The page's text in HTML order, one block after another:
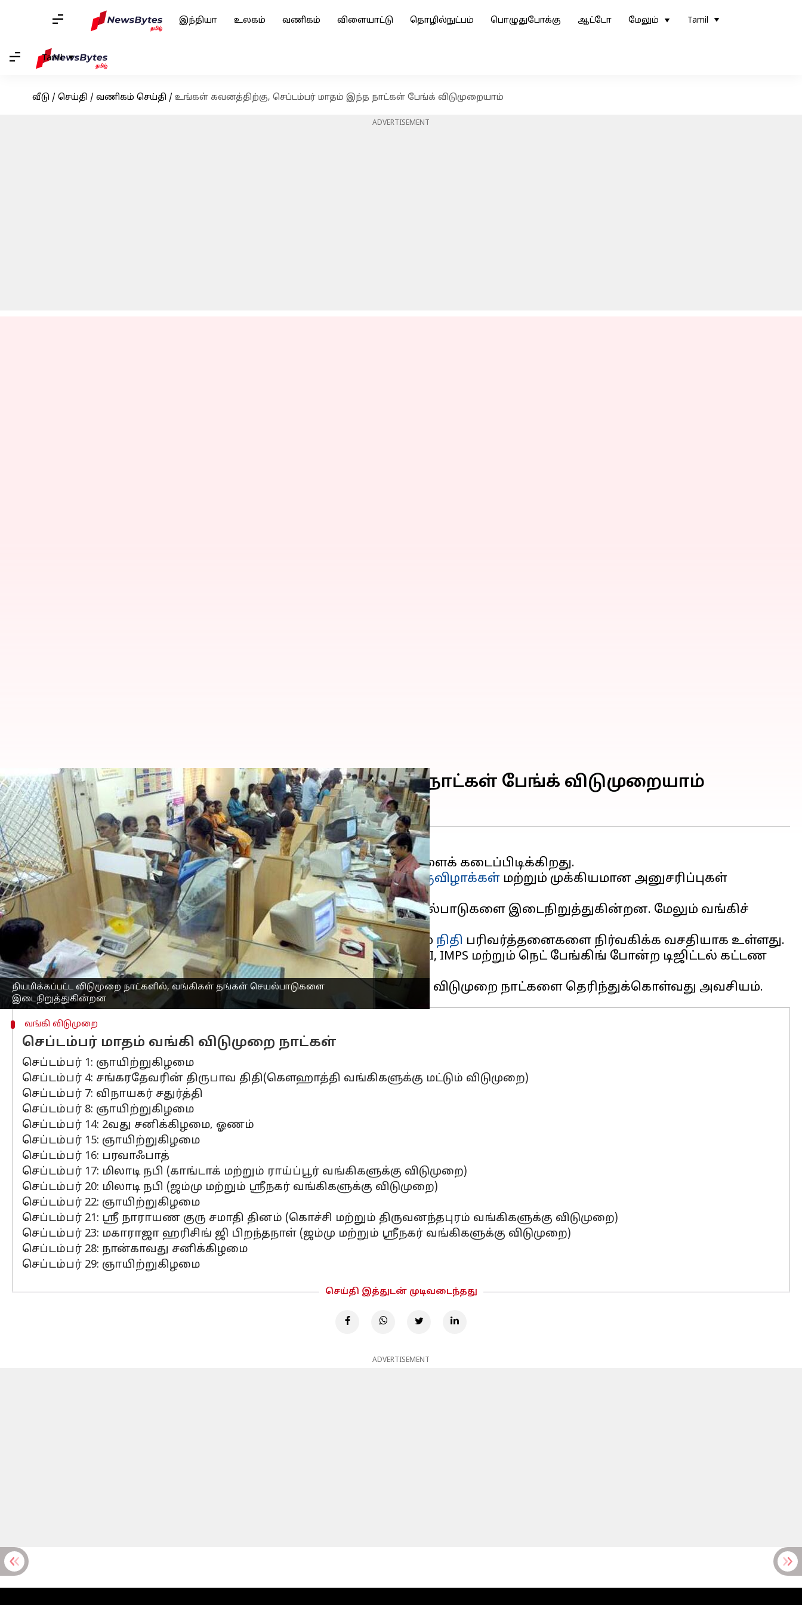
இந்தியா உலகம் வணிகம் விளையாட்டு தொழில்நுட்பம் பொழுதுபோக்கு ஆட்டோ மேலும் Tamil
Tamil
வீடு / செய்தி / வணிகம் செய்தி / உங்கள் கவனத்திற்கு, செப்டம்பர் மாதம் இந்த நாட்கள் பேங்க் விடுமுறையாம்
ADVERTISEMENT
நியமிக்கப்பட்ட விடுமுறை நாட்களில், வங்கிகள் தங்கள் செயல்பாடுகளை
இடைநிறுத்துகின்றன
உங்கள் கவனத்திற்கு, செப்டம்பர் மாதம் இந்த நாட்கள் பேங்க் விடுமுறையாம்
எழுதியவர் Venkatalakshmi V Aug 26, 2024 03:09 pm
செய்தி முன்னோட்டம்
இந்தியாஆண்டு முழுவதும் பரந்த அளவிலானவங்கி விடுமுறைகளைக் கடைப்பிடிக்கிறது.
இந்த விடுமுறைகளில் தேசிய
விடுமுறைகள் , மாநில-குறிப்பிட்டதிருவிழாக்கள் மற்றும் முக்கியமான அனுசரிப்புகள்
ஆகியவை அடங்கும்.
இந்த நியமிக்கப்பட்ட விடுமுறை நாட்களில், வங்கிகள் தங்கள் செயல்பாடுகளை இடைநிறுத்துகின்றன. மேலும் வங்கிச்
சேவைகள் கிடைக்காது.
இருப்பினும், நவீன டிஜிட்டல் வங்கி தீர்வுகள் விடுமுறை நாட்களிலும் நிதி பரிவர்த்தனைகளை நிர்வகிக்க வசதியாக உள்ளது.
ஆன்லைன் பேங்கிங் தளங்கள், மொபைல் பயன்பாடுகள் மற்றும் UPI, IMPS மற்றும் நெட் பேங்கிங் போன்ற டிஜிட்டல் கட்டண
முறைகள் அணுகக்கூடியதாக இருக்கும்.
வங்கி விடுமுறை
செப்டம்பர் மாதம் வங்கி விடுமுறை நாட்கள்
செப்டம்பர் 1: ஞாயிற்றுகிழமை
செப்டம்பர் 4: சங்கரதேவரின் திருபாவ திதி(கௌஹாத்தி வங்கிகளுக்கு மட்டும் விடுமுறை)
செப்டம்பர் 7: விநாயகர் சதுர்த்தி
செப்டம்பர் 8: ஞாயிற்றுகிழமை
செப்டம்பர் 14: 2வது சனிக்கிழமை, ஓணம்
செப்டம்பர் 15: ஞாயிற்றுகிழமை
செப்டம்பர் 16: பரவாஃபாத்
செப்டம்பர் 17: மிலாடி நபி (காங்டாக் மற்றும் ராய்ப்பூர் வங்கிகளுக்கு விடுமுறை)
செப்டம்பர் 20: மிலாடி நபி (ஜம்மு மற்றும் ஸ்ரீநகர் வங்கிகளுக்கு விடுமுறை)
செப்டம்பர் 22: ஞாயிற்றுகிழமை
செப்டம்பர் 21: ஸ்ரீ நாராயண குரு சமாதி தினம் (கொச்சி மற்றும் திருவனந்தபுரம் வங்கிகளுக்கு விடுமுறை)
செப்டம்பர் 23: மகாராஜா ஹரிசிங் ஜி பிறந்தநாள் (ஜம்மு மற்றும் ஸ்ரீநகர் வங்கிகளுக்கு விடுமுறை)
செப்டம்பர் 28: நான்காவது சனிக்கிழமை
செப்டம்பர் 29: ஞாயிற்றுகிழமை
செய்தி இத்துடன் முடிவடைந்தது
ADVERTISEMENT